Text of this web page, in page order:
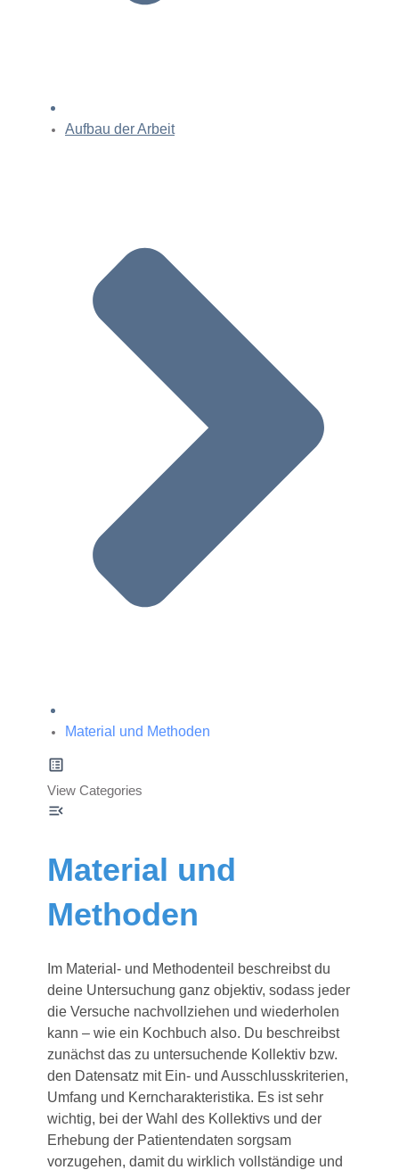
Aufbau der Arbeit
Material und Methoden
View Categories
Material und
Methoden
Im Material- und Methodenteil beschreibst du
deine Untersuchung ganz objektiv, sodass jeder
die Versuche nachvollziehen und wiederholen
kann – wie ein Kochbuch also. Du beschreibst
zunächst das zu untersuchende Kollektiv bzw.
den Datensatz mit Ein- und Ausschlusskriterien,
Umfang und Kerncharakteristika. Es ist sehr
wichtig, bei der Wahl des Kollektivs und der
Erhebung der Patientendaten sorgsam
vorzugehen, damit du wirklich vollständige und